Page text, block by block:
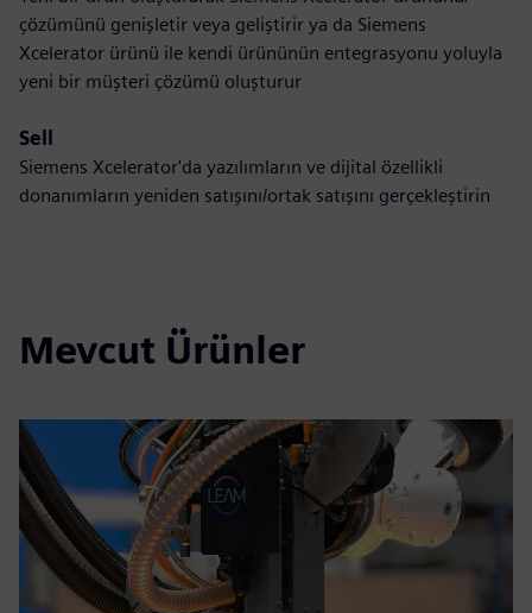
çözümünü genişletir veya geliştirir ya da Siemens
Xcelerator ürünü ile kendi ürününün entegrasyonu yoluyla
yeni bir müşteri çözümü oluşturur
Sell
Siemens Xcelerator'da yazılımların ve dijital özellikli
donanımların yeniden satışını/ortak satışını gerçekleştirin
Mevcut Ürünler